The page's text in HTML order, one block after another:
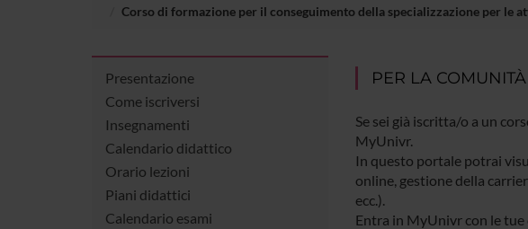
Corso di formazione per il conseguimento della specializzazione per le
Presentazione
Come iscriversi
Insegnamenti
Calendario didattico
Orario lezioni
Piani didattici
Calendario esami
PER LA
Se sei già iscritta/o a un
MyUnivr.
In questo portale potrai
online, gestione della
ecc.).
Entra in MyUnivr con le